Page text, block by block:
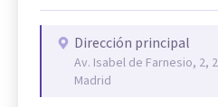
Dirección principal
Av. Isabel de Farnesio, 2,
Madrid